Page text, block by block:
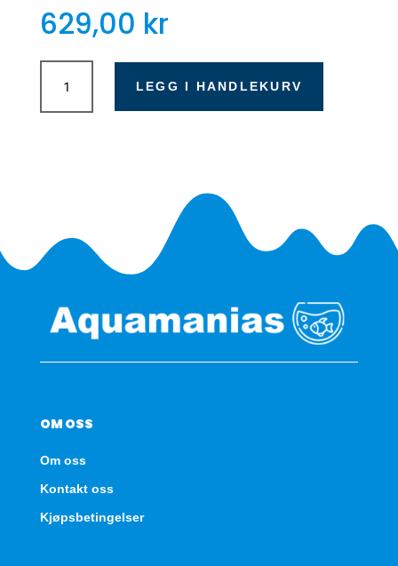
629,00 kr
Fluval
Service
LEGG I HANDLEKURV
OM OSS
Om oss
Kontakt oss
Kjøpsbetingelser